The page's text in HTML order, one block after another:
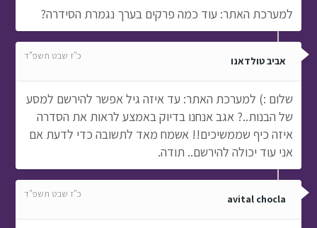
למערכת האתר: עוד כמה פרקים בערך נגמרת הסידרה?
אביב טולדאנו כ"ז שבט תשפ"ד
שלום :) למערכת האתר: עד איזה גיל אפשר להירשם למסע
של הבנות..? אגב אנחנו בדיוק באמצע לראות את הסדרה
איזה כיף שממשיכים!! אשמח מאד לתשובה כדי לדעת אם
אני עוד יכולה להירשם.. תודה.
avital chocla כ"ז שבט תשפ"ד